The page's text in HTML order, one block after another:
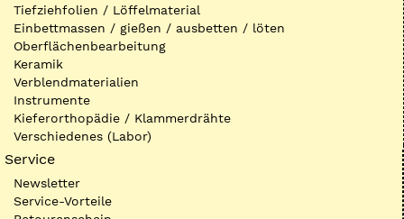
Tiefziehfolien / Löffelmaterial
Einbettmassen / gießen / ausbetten / löten
Oberflächenbearbeitung
Keramik
Verblendmaterialien
Instrumente
Kieferorthopädie / Klammerdrähte
Verschiedenes (Labor)
Service
Newsletter
Service-Vorteile